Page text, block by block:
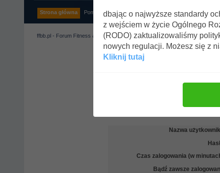
Strona główna Pomoc Szukaj Tags Zaloguj się Rejestracja
ffbb.pl - Forum Fitness & BodyBuilding
Uwaga!
Nazwa
Czas zalogowania (w
Bądź zawsze
dbając o najwyższe standardy
z wejściem w życie Ogólnego
(RODO) zaktualizowaliśmy
nowych regulacji. Możesz się z
Kliknij tutaj